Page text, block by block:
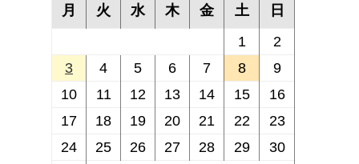
月
火 水 木 金 土
日
1
2
3
4 5 6 7 8
9
10
11 12 13 14 15
16
17
18 19 20 21 22
23
24
25 26 27 28 29
30